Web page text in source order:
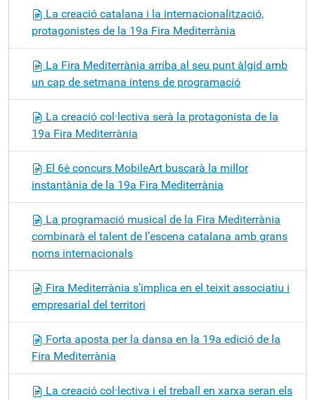
La creació catalana i la internacionalització,
protagonistes de la 19a Fira Mediterrània
La Fira Mediterrània arriba al seu punt àlgid amb
un cap de setmana intens de programació
La creació col·lectiva serà la protagonista de la
19a Fira Mediterrània
El 6è concurs MobileArt buscarà la millor
instantània de la 19a Fira Mediterrània
La programació musical de la Fira Mediterrània
combinarà el talent de l’escena catalana amb grans
noms internacionals
Fira Mediterrània s’implica en el teixit associatiu i
empresarial del territori
Forta aposta per la dansa en la 19a edició de la
Fira Mediterrània
La creació col·lectiva i el treball en xarxa seran els